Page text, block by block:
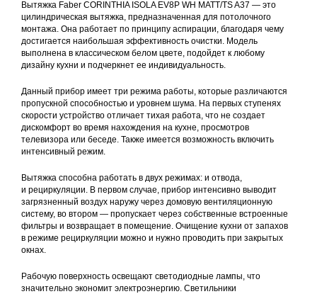
Вытяжка Faber CORINTHIA ISOLA EV8P WH MATT/TS A37 — это
цилиндрическая вытяжка, предназначенная для потолочного
монтажа. Она работает по принципу аспирации, благодаря чему
достигается наибольшая эффективность очистки. Модель
выполнена в классическом белом цвете, подойдет к любому
дизайну кухни и подчеркнет ее индивидуальность.
Данный прибор имеет три режима работы, которые различаются
пропускной способностью и уровнем шума. На первых ступенях
скорости устройство отличает тихая работа, что не создает
дискомфорт во время нахождения на кухне, просмотров
телевизора или беседе. Также имеется возможность включить
интенсивный режим.
Вытяжка способна работать в двух режимах: и отвода,
и рециркуляции. В первом случае, прибор интенсивно выводит
загрязненный воздух наружу через домовую вентиляционную
систему, во втором — пропускает через собственные встроенные
фильтры и возвращает в помещение. Очищение кухни от запахов
в режиме рециркуляции можно и нужно проводить при закрытых
окнах.
Рабочую поверхность освещают светодиодные лампы, что
значительно экономит электроэнергию. Светильники